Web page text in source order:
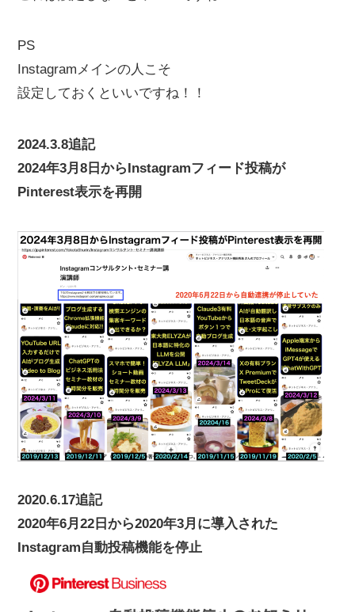
PS
Instagramメインの人こそ
設定しておくといいですね！！
2024.3.8追記
2024年3月8日からInstagramフィード投稿が
Pinterest表示を再開
2020.6.17追記
2020年6月22日から2020年3月に導入された
Instagram自動投稿機能を停止